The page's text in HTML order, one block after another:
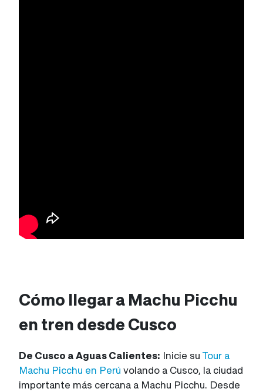
Cómo llegar a Machu Picchu
en tren desde Cusco
De Cusco a Aguas Calientes: Inicie su Tour a
Machu Picchu en Perú volando a Cusco, la ciudad
importante más cercana a Machu Picchu. Desde